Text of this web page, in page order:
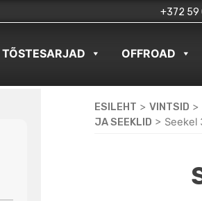
+372 59
TÕSTESARJAD OFFROAD
ESILEHT >VINTSID >
JA SEEKLID > Seekel